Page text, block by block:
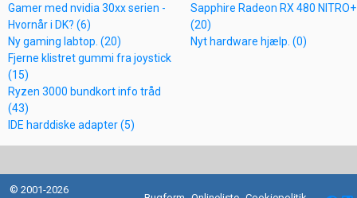
Gamer med nvidia 30xx serien -
Hvornår i DK? (6)
Ny gaming labtop. (20)
Fjerne klistret gummi fra joystick
(15)
Ryzen 3000 bundkort info tråd
(43)
IDE harddiske adapter (5)
Sapphire Radeon RX 480 NITRO+
(20)
Nyt hardware hjælp. (0)
© 2001-2026